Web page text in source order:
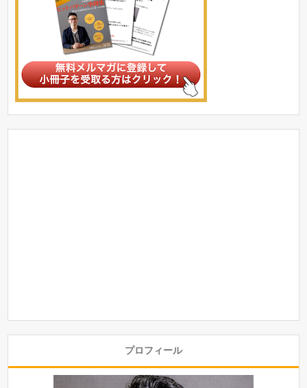
プロフィール